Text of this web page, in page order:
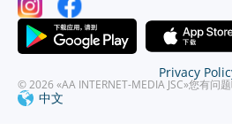
© 2026 «AA INTERNET-MEDIA JSC»您有问
中文
Privacy